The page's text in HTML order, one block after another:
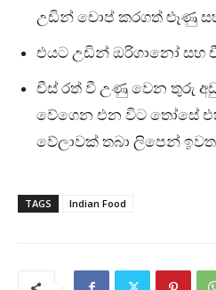
උඩින් චොප් කරගත් ළූණු
එයට උඩින් ඔරිගානෝ සහ
චීස් රත් වී උණු වෙන තුරු
වේගෙන එන විට තෝසේ
වේලාවක් තබා ලිපෙන්
TAGS Indian Food